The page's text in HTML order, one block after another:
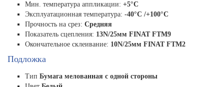
Мин. температура аппликации: +5°C
Эксплуатационная температура: -40°C /+100°C
Прочность на срез: Средняя
Показатель сцепления: 13N/25мм FINAT FTM9
Окончательное склеивание: 10N/25мм FINAT FTM2
Подложка
Тип Бумага мелованная с одной стороны